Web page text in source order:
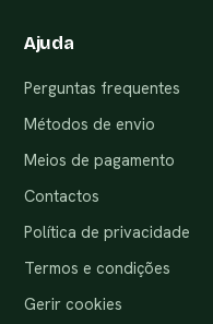
Ajuda
Perguntas frequentes
Métodos de envio
Meios de pagamento
Contactos
Política de privacidade
Termos e condições
Gerir cookies